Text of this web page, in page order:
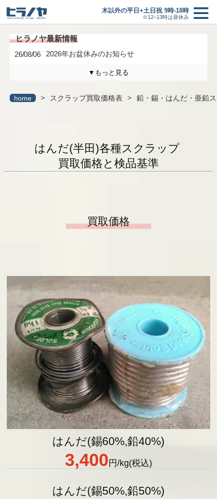
木以外の平日+土日祝 9時-18時
※12–13時は昼休み
買取の流れ
新着情報
アクセス
採用情報
お問い合わせ
26/08/06 2026年お盆休みのお知らせ
▼もっと見る
最新情報一覧へ
home > スクラップ買取価格表 > 鉛・錫・はんだ・亜鉛
はんだ(半田)各種スクラップ
買取価格と検品基準
買取価格
はんだ(錫60%,鉛40%)
3,400 円/kg(税込)
はんだ(錫50%,鉛50%)